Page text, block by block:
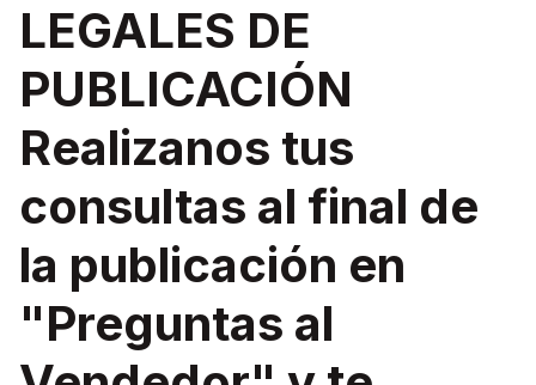
LEGALES DE
PUBLICACIÓN
Realizanos tus
consultas al final de
la publicación en
"Preguntas al